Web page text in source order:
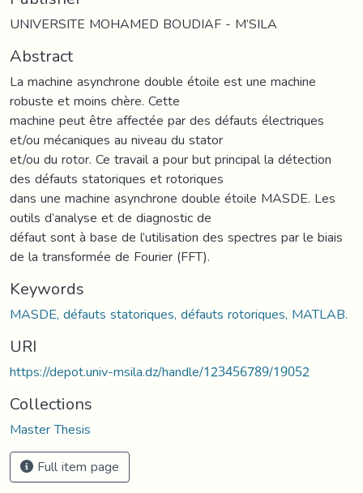
UNIVERSITE MOHAMED BOUDIAF - M’SILA
Abstract
La machine asynchrone double étoile est une machine
robuste et moins chère. Cette
machine peut être affectée par des défauts électriques
et/ou mécaniques au niveau du stator
et/ou du rotor. Ce travail a pour but principal la détection
des défauts statoriques et rotoriques
dans une machine asynchrone double étoile MASDE. Les
outils d’analyse et de diagnostic de
défaut sont à base de l’utilisation des spectres par le biais
de la transformée de Fourier (FFT).
Keywords
MASDE, défauts statoriques, défauts rotoriques, MATLAB.
URI
https://depot.univ-msila.dz/handle/123456789/19052
Collections
Master Thesis
Full item page